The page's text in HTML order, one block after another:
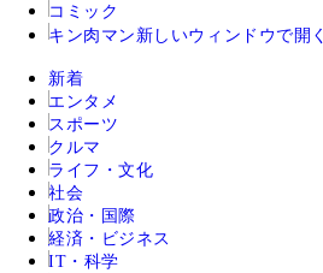
コミック
キン肉マン 新しいウィンドウで開く
新着
エンタメ
スポーツ
クルマ
ライフ・文化
社会
政治・国際
経済・ビジネス
IT・科学